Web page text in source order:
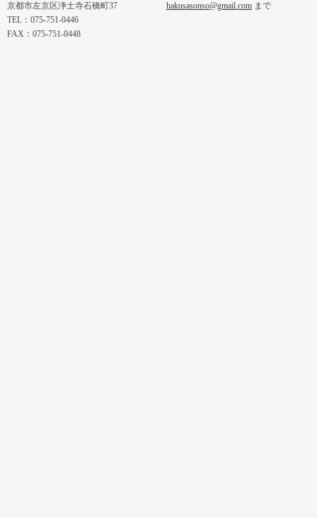
京都市左京区浄土寺石橋町37
TEL：075-751-0446
FAX：075-751-0448
hakusasonso@gmail.com まで